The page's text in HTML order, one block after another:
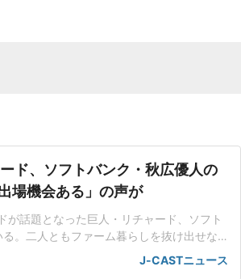
ド、ソフトバンク・秋広優人の
場機会ある」の声が
話題となった巨人・リチャード、ソフト
。二人ともファーム暮らしを抜け出せな
エスタン・リーグで5年連続本塁打王に輝
江竜聖と2対1のトレードで25年5月に巨人に
J-CASTニュース